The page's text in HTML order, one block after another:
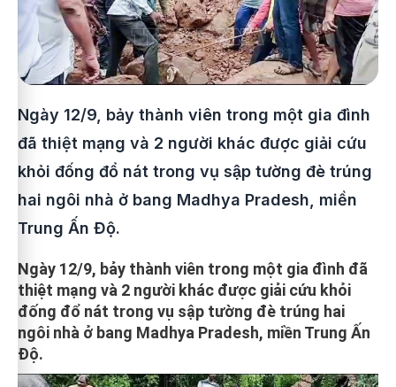
Ngày 12/9, bảy thành viên trong một gia đình
đã thiệt mạng và 2 người khác được giải cứu
khỏi đống đổ nát trong vụ sập tường đè trúng
hai ngôi nhà ở bang Madhya Pradesh, miền
Trung Ấn Độ.
Ngày 12/9, bảy thành viên trong một gia đình đã
thiệt mạng và 2 người khác được giải cứu khỏi
đống đổ nát trong vụ sập tường đè trúng hai
ngôi nhà ở bang Madhya Pradesh, miền Trung Ấn
Độ.